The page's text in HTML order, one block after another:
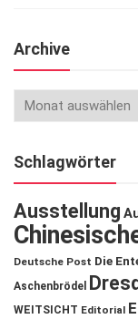
Archive
Schlagwörter
Ausstellung
Deutsche Post Die
Aschenbrödel
WEITSICHT Editorial